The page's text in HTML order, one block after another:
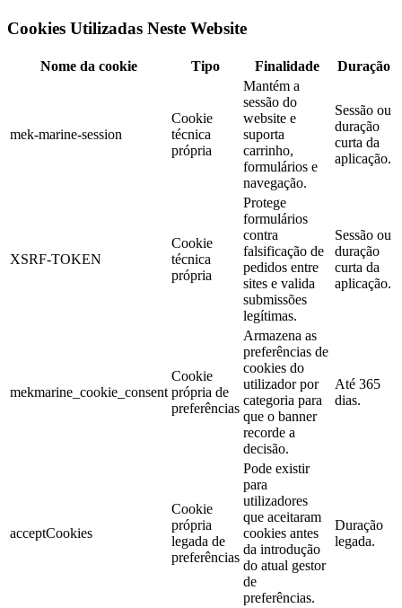
Cookies Utilizadas Neste Website
Nome da cookie Tipo Finalidade Duração
mek-marine-session
Cookie
técnica
própria
Mantém a
sessão do
website e
suporta
carrinho,
formulários e
navegação.
Sessão ou
duração
curta da
aplicação.
XSRF-TOKEN
Cookie
técnica
própria
Protege
formulários
contra
falsificação de
pedidos entre
sites e valida
submissões
legítimas.
Sessão ou
duração
curta da
aplicação.
mekmarine_cookie_consent
Cookie
própria de
preferências
Armazena as
preferências de
cookies do
utilizador por
categoria para
que o banner
recorde a
decisão.
Até 365
dias.
acceptCookies
Cookie
própria
legada de
preferências
Pode existir
para
utilizadores
que aceitaram
cookies antes
da introdução
do atual gestor
de
preferências.
Duração
legada.